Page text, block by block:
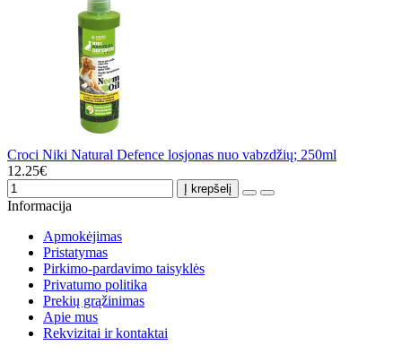
Croci Niki Natural Defence losjonas nuo vabzdžių; 250ml
12.25€
Į krepšelį
Informacija
Apmokėjimas
Pristatymas
Pirkimo-pardavimo taisyklės
Privatumo politika
Prekių grąžinimas
Apie mus
Rekvizitai ir kontaktai